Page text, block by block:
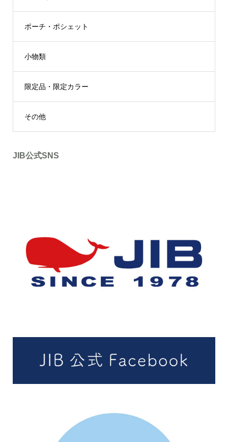
ポーチ・ポシェット
小物類
限定品・限定カラー
その他
JIB公式SNS